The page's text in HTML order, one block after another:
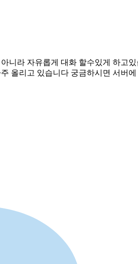
니라 자유롭게 대화 할수있게 하고
올리고 있습니다 궁금하시면 서버